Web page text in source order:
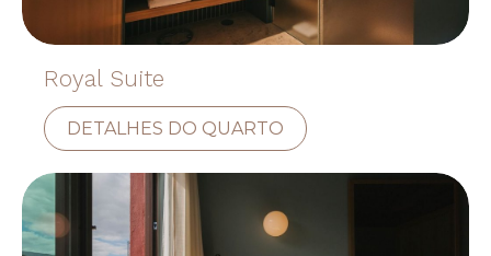
Royal Suite
DETALHES DO QUARTO